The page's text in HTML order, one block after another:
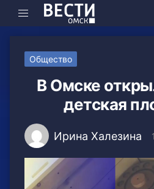
Общество
В Омске
детская
Ирина Халезина